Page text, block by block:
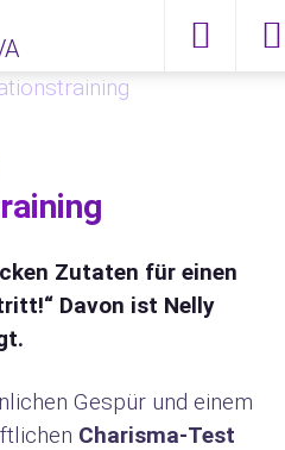
Zutaten für einen
Davon ist Nelly
Gespür und einem
Charisma-Test